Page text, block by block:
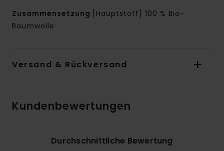
Zusammensetzung
[Hauptstoff] 100 % Bio-
Baumwolle
Versand & Rückversand
Kundenbewertungen
Durchschnittliche Bewertung